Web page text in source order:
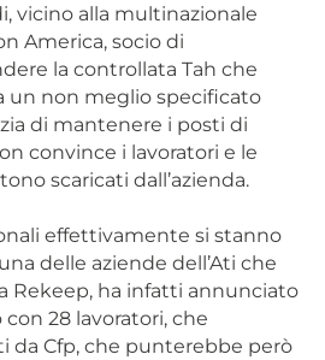
vicino alla multinazionale
America, socio di
la controllata Tah che
un non meglio specificato
di mantenere i posti di
convince i lavoratori e le
scaricati dall’azienda.
effettivamente si stanno
delle aziende dell’Ati che
Rekeep, ha infatti annunciato
con 28 lavoratori, che
da Cfp, che punterebbe però